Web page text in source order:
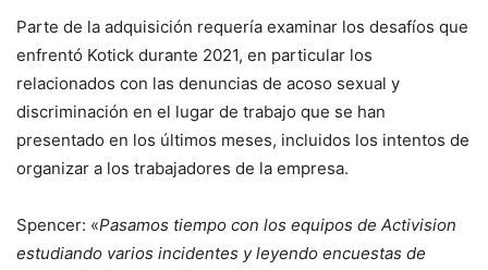
Parte de la adquisición requería examinar los desafíos que
enfrentó Kotick durante 2021, en particular los
relacionados con las denuncias de acoso sexual y
discriminación en el lugar de trabajo que se han
presentado en los últimos meses, incluidos los intentos de
organizar a los trabajadores de la empresa.
Spencer: «Pasamos tiempo con los equipos de Activision
estudiando varios incidentes y leyendo encuestas de